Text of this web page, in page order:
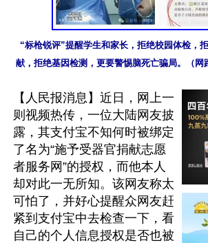
“标枪锐评”提醒学生和家长，拒绝校园体检，
献，拒绝基因检测，更要警惕脑死亡骗局。（网
【人民报消息】近日，网上一
则视频热传，一位大陆网友披
露，其支付宝不知何时被绑定
了名为“施予受器官捐献志愿
者服务网”的授权，而他本人
却对此一无所知。该网友称太
可怕了，并好心提醒众网友赶
紧到支付宝中去检查一下，看
自己的个人信息授权是否也被